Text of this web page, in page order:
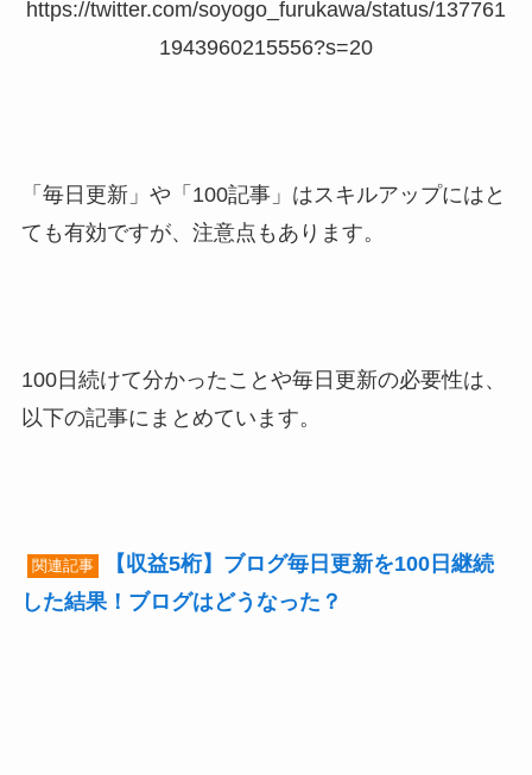
https://twitter.com/soyogo_furukawa/status/137761
1943960215556?s=20
「毎日更新」や「100記事」はスキルアップにはと
ても有効ですが、注意点もあります。
100日続けて分かったことや毎日更新の必要性は、
以下の記事にまとめています。
関連記事
【収益5桁】ブログ毎日更新を100日継続
した結果！ブログはどうなった？